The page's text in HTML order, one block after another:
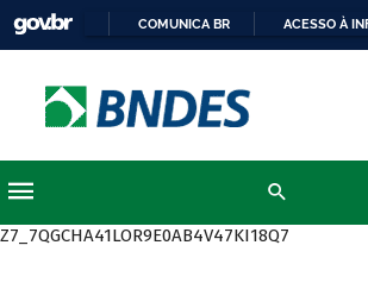
COMUNICA BR ACESSO À
Z7_7QGCHA41LOR9E0AB4V47KI18Q7